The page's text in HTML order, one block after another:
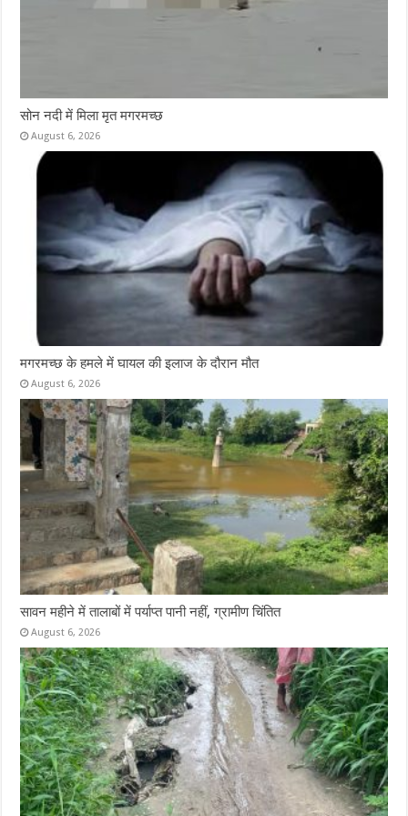
सोन नदी में मिला मृत मगरमच्छ
August 6, 2026
मगरमच्छ के हमले में घायल की इलाज के दौरान मौत
August 6, 2026
सावन महीने में तालाबों में पर्याप्त पानी नहीं, ग्रामीण चिंतित
August 6, 2026